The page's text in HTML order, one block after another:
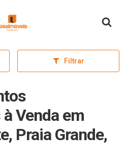
Página inicial
Filtrar
Venda em
Praia Grande,